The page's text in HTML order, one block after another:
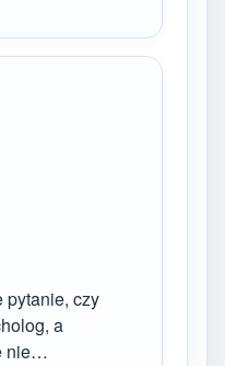
pytanie, czy
a
nie…